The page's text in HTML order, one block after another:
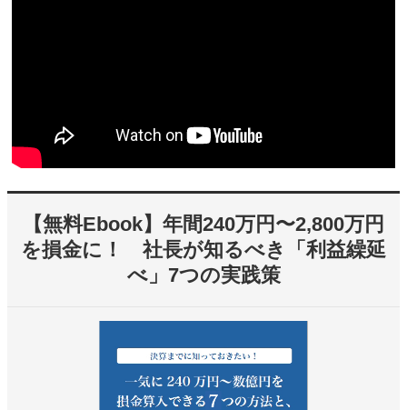
【無料Ebook】年間240万円〜2,800万円
を損金に！ 社長が知るべき「利益繰延
べ」7つの実践策